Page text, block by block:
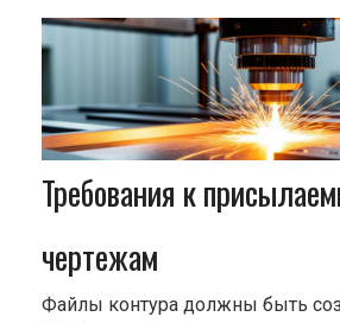
Требования к
чертежам
Файлы контура должны быть